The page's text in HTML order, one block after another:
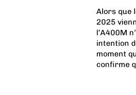
Alors que
2025
l’A400M
intention
moment
confirme